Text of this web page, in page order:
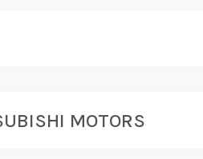
MOTORS